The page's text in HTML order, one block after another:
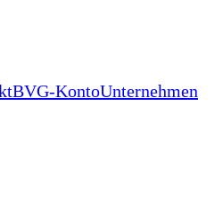
BVG-KontoUnternehmen